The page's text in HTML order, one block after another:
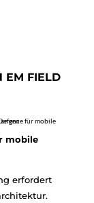
EM FIELD
mobile
erfordert